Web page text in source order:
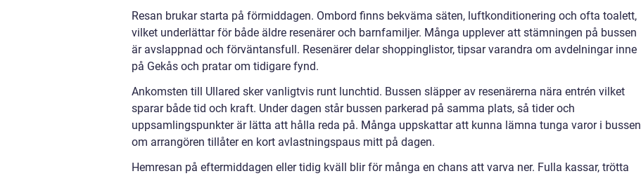
Resan brukar starta på förmiddagen. Ombord finns bekväma säten, luftkonditionering och ofta toalett,
vilket underlättar för både äldre resenärer och barnfamiljer. Många upplever att stämningen på bussen
är avslappnad och förväntansfull. Resenärer delar shoppinglistor, tipsar varandra om avdelningar inne
på Gekås och pratar om tidigare fynd.
Ankomsten till Ullared sker vanligtvis runt lunchtid. Bussen släpper av resenärerna nära entrén vilket
sparar både tid och kraft. Under dagen står bussen parkerad på samma plats, så tider och
uppsamlingspunkter är lätta att hålla reda på. Många uppskattar att kunna lämna tunga varor i bussen
om arrangören tillåter en kort avlastningspaus mitt på dagen.
Hemresan på eftermiddagen eller tidig kväll blir för många en chans att varva ner. Fulla kassar, trötta